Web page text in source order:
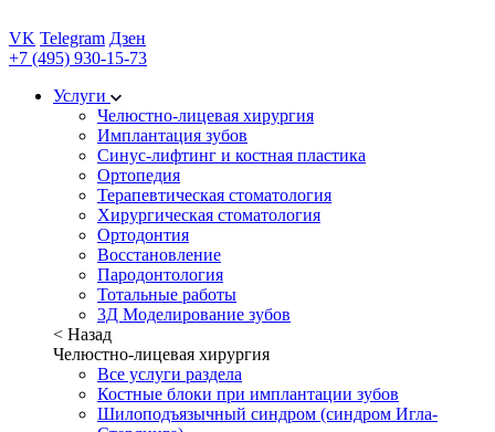
VK Telegram Дзен
+7 (495) 930-15-73
Услуги
Челюстно-лицевая хирургия
Имплантация зубов
Синус-лифтинг и костная пластика
Ортопедия
Терапевтическая стоматология
Хирургическая стоматология
Ортодонтия
Восстановление
Пародонтология
Тотальные работы
3Д Моделирование зубов
< Назад
Челюстно-лицевая хирургия
Все услуги раздела
Костные блоки при имплантации зубов
Шилоподъязычный синдром (синдром Игла-